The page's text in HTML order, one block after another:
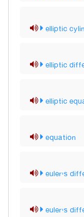
elliptic
elliptic
elliptic
equation
euler's
euler's